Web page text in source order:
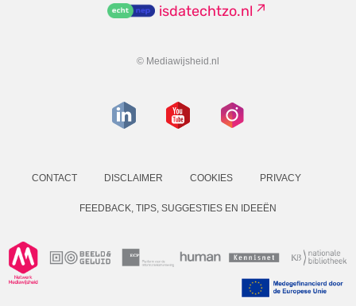
isdatechtzo.nl
© Mediawijsheid.nl
CONTACT DISCLAIMER COOKIES PRIVACY
FEEDBACK, TIPS, SUGGESTIES EN IDEEËN